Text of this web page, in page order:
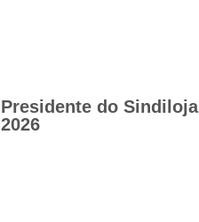
Presidente do
2026